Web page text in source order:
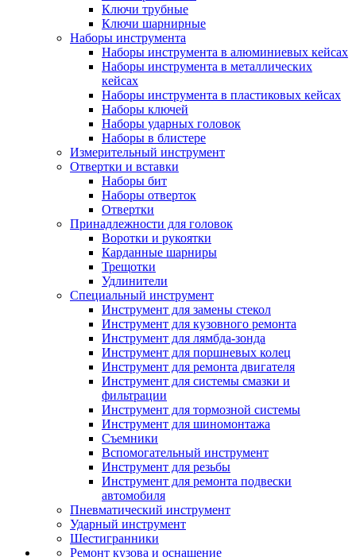
Ключи трубные
Ключи шарнирные
Наборы инструмента
Наборы инструмента в алюминиевых кейсах
Наборы инструмента в металлических
кейсах
Наборы инструмента в пластиковых кейсах
Наборы ключей
Наборы ударных головок
Наборы в блистере
Измерительный инструмент
Отвертки и вставки
Наборы бит
Наборы отверток
Отвертки
Принадлежности для головок
Воротки и рукоятки
Карданные шарниры
Трещотки
Удлинители
Специальный инструмент
Инструмент для замены стекол
Инструмент для кузовного ремонта
Инструмент для лямбда-зонда
Инструмент для поршневых колец
Инструмент для ремонта двигателя
Инструмент для системы смазки и
фильтрации
Инструмент для тормозной системы
Инструмент для шиномонтажа
Съемники
Вспомогательный инструмент
Инструмент для резьбы
Инструмент для ремонта подвески
автомобиля
Пневматический инструмент
Ударный инструмент
Шестигранники
Ремонт кузова и оснащение